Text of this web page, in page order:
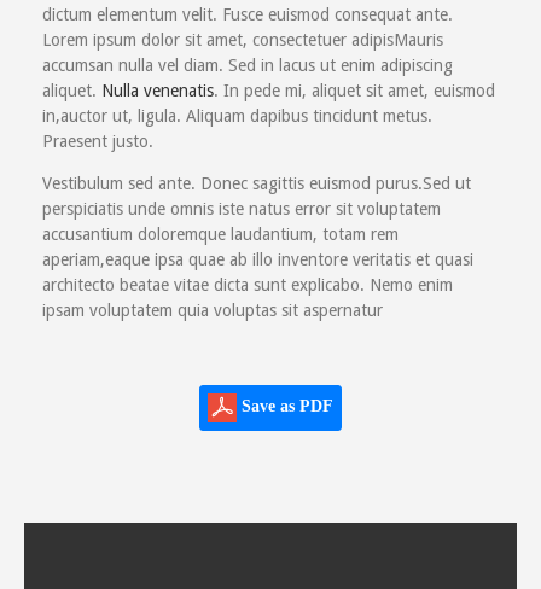
dictum elementum velit. Fusce euismod consequat ante.
Lorem ipsum dolor sit amet, consectetuer adipisMauris
accumsan nulla vel diam. Sed in lacus ut enim adipiscing
aliquet. Nulla venenatis. In pede mi, aliquet sit amet, euismod
in,auctor ut, ligula. Aliquam dapibus tincidunt metus.
Praesent justo.
Vestibulum sed ante. Donec sagittis euismod purus.Sed ut
perspiciatis unde omnis iste natus error sit voluptatem
accusantium doloremque laudantium, totam rem
aperiam,eaque ipsa quae ab illo inventore veritatis et quasi
architecto beatae vitae dicta sunt explicabo. Nemo enim
ipsam voluptatem quia voluptas sit aspernatur
Save as PDF